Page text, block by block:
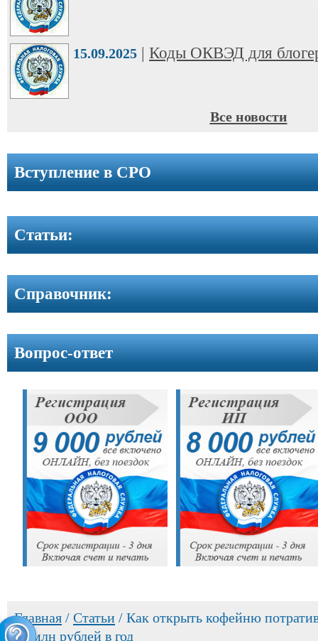
Вступление
СРО
Новости
Вопрос-
Контакты
15.09.2025 | Коды ОКВЭД для
Все новости
Вступление в СРО
Cтатьи:
Справочник:
Вопрос-ответ
Главная / Cтатьи / Как открыть кофейню
12 млн рублей в год